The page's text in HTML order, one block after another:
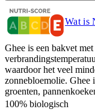
Wat is
Ghee is een bakvet
waardoor het veel
zonnebloemolie. Ghee
groenten,
100% biologisch